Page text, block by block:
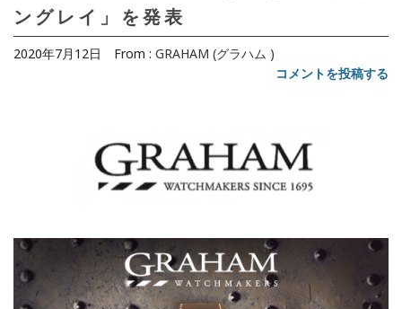
ングレイ」を発表
2020年7月12日 From : GRAHAM (グラハム )
コメントを投稿する